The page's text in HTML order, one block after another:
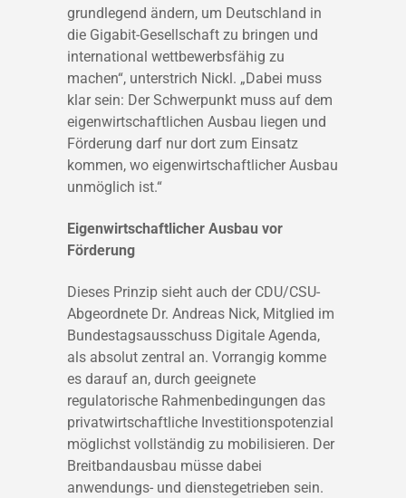
grundlegend ändern, um Deutschland in
die Gigabit-Gesellschaft zu bringen und
international wettbewerbsfähig zu
machen“, unterstrich Nickl. „Dabei muss
klar sein: Der Schwerpunkt muss auf dem
eigenwirtschaftlichen Ausbau liegen und
Förderung darf nur dort zum Einsatz
kommen, wo eigenwirtschaftlicher Ausbau
unmöglich ist.“
Eigenwirtschaftlicher Ausbau vor
Förderung
Dieses Prinzip sieht auch der CDU/CSU-
Abgeordnete Dr. Andreas Nick, Mitglied im
Bundestagsausschuss Digitale Agenda,
als absolut zentral an. Vorrangig komme
es darauf an, durch geeignete
regulatorische Rahmenbedingungen das
privatwirtschaftliche Investitionspotenzial
möglichst vollständig zu mobilisieren. Der
Breitbandausbau müsse dabei
anwendungs- und dienstegetrieben sein.